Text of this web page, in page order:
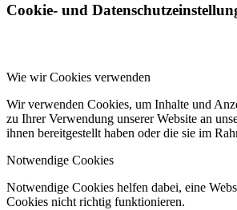
Cookie- und
Wie wir Cookies verwenden
Wir verwenden Cookies, um Inhalte und
zu Ihrer Verwendung unserer Website an
ihnen bereitgestellt haben oder die sie im
Notwendige Cookies
Notwendige Cookies helfen dabei, eine
Cookies nicht richtig funktionieren.